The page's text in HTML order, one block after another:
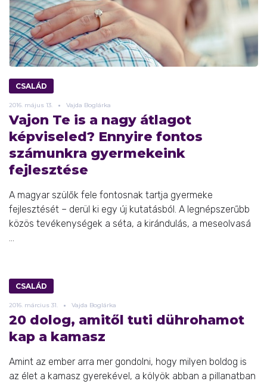
CSALÁD
2016. május 13. Vajda Boglárka
Vajon Te is a nagy átlagot
képviseled? Ennyire fontos
számunkra gyermekeink
fejlesztése
A magyar szülők fele fontosnak tartja gyermeke
fejlesztését – derül ki egy új kutatásból. A legnépszerűbb
közös tevékenységek a séta, a kirándulás, a meseolvasá
...
CSALÁD
2016. március 31. Vajda Boglárka
20 dolog, amitől tuti dührohamot
kap a kamasz
Amint az ember arra mer gondolni, hogy milyen boldog is
az élet a kamasz gyerekével, a kölyök abban a pillanatban